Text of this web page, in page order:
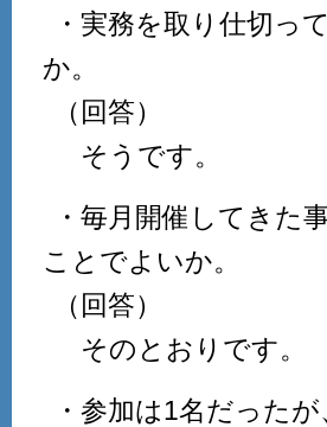
・実務を取り仕切っ
か。
（回答）
そうです。
・毎月開催してきた
ことでよいか。
（回答）
そのとおりです。
・参加は1名だったが